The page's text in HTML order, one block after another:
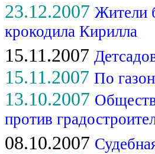
23.12.2007 Жители
крокодила Кирилла
15.11.2007
15.11.2007 По
13.10.2007
против
08.10.2007